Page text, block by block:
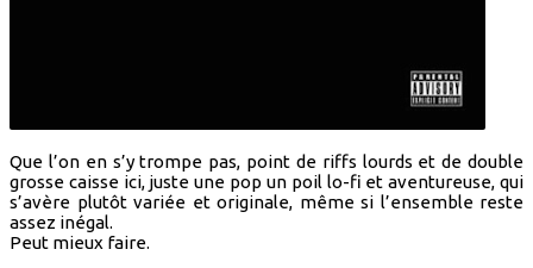
Que l’on en s’y trompe pas, point de riffs lourds et de double
grosse caisse ici, juste une pop un poil lo-fi et aventureuse, qui
s’avère plutôt variée et originale, même si l’ensemble reste
assez inégal.
Peut mieux faire.